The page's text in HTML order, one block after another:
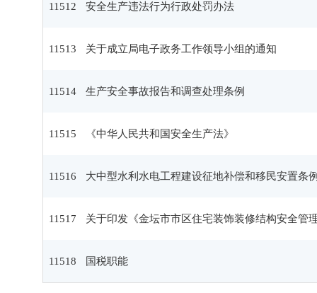
11512 安全生产违法行为行政处罚办法
11513 关于成立局电子政务工作领导小组的通知
11514 生产安全事故报告和调查处理条例
11515 《中华人民共和国安全生产法》
11516 大中型水利水电工程建设征地补偿和移民安置条
11517 关于印发《金坛市市区住宅装饰装修结构安全管
11518 国税职能